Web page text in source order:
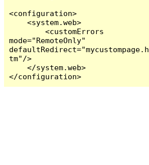
<configuration>
    <system.web>
        <customErrors
mode="RemoteOnly"
defaultRedirect="mycustompage.h
tm"/>
    </system.web>
</configuration>